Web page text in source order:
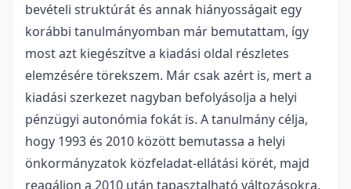
bevételi struktúrát és annak hiányosságait egy
korábbi tanulmányomban már bemutattam, így
most azt kiegészítve a kiadási oldal részletes
elemzésére törekszem. Már csak azért is, mert a
kiadási szerkezet nagyban befolyásolja a helyi
pénzügyi autonómia fokát is. A tanulmány célja,
hogy 1993 és 2010 között bemutassa a helyi
önkormányzatok közfeladat-ellátási körét, majd
reagáljon a 2010 után tapasztalható változásokra,